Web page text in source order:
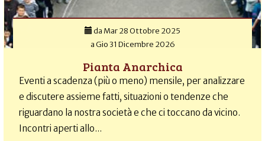
da Mar 28 Ottobre 2025
aGio 31 Dicembre 2026
Pianta Anarchica
Eventi a scadenza (più o meno) mensile, per analizzare
e discutere assieme fatti, situazioni o tendenze che
riguardano la nostra società e che ci toccano da vicino.
Incontri aperti allo...